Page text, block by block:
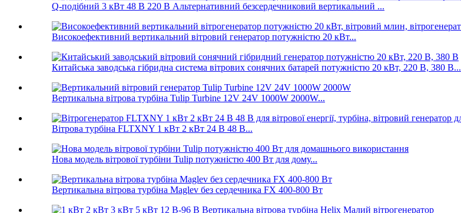
Q-подібний 3 кВт 48 В 220 В Альтернативний безсердечниковий вертикальний ...
Високоефективний вертикальний вітровий генератор потужністю 20 кВт...
Китайська заводська гібридна система вітрових сонячних батарей потужністю 20 кВт, 220 В, 380 В...
Вертикальна вітрова турбіна Tulip Turbine 12V 24V 1000W 2000W...
Вітрова турбіна FLTXNY 1 кВт 2 кВт 24 В 48 В...
Нова модель вітрової турбіни Tulip потужністю 400 Вт для дому...
Вертикальна вітрова турбіна Maglev без сердечника FX 400-800 Вт